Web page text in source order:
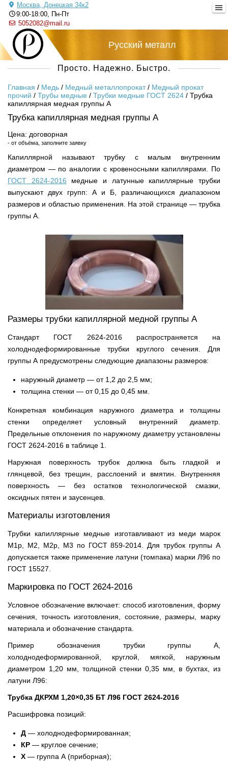
Москва, Донецкая 34к2
9:00-18:00, Пн-Пт
5052082@mail.ru
Русский металл
Просто. Надежно. Быстро.
Главная / Медь / Медный металлопрокат/ Медный прокат
прочий / Трубы медные / Трубки медные ГОСТ 2624 / Трубка
капиллярная медная группы А
Трубка капиллярная медная группы А
Цена: договорная
- от объёма, заполните заявку
Капиллярной называют трубку с малым внутренним
диаметром — по аналогии с кровеносными капиллярами. По
ГОСТ 2624-2016 медные и латунные капиллярные трубки
выпускают двух групп: А и Б, различающихся диапазоном
размеров и областью применения. На этой странице — трубка
группы А.
Размеры трубки капиллярной медной группы А
Стандарт ГОСТ 2624-2016 распространяется на
холоднодеформированные трубки круглого сечения. Для
группы А предусмотрены следующие диапазоны размеров:
наружный диаметр — от 1,2 до 2,5 мм;
толщина стенки — от 0,15 до 0,45 мм.
Конкретная комбинация наружного диаметра и толщины
стенки определяет условный внутренний диаметр.
Предельные отклонения по наружному диаметру установлены
ГОСТ 2624-2016 в таблице 1.
Наружная поверхность трубок должна быть гладкой и
глянцевой, без трещин, расслоений и вмятин. Внутренняя
поверхность — без остатков технологической смазки,
оксидных пятен и заусенцев.
Материалы изготовления
Трубки капиллярные медные изготавливают из меди марок
М1р, М2, М2р, М3 по ГОСТ 859-2014. Для трубок группы А
допускается также применение латуни (томпака) марки Л96 по
ГОСТ 15527.
Маркировка по ГОСТ 2624-2016
Условное обозначение включает: способ изготовления, форму
сечения, точность изготовления, состояние, размеры, марку
материала и обозначение стандарта.
Пример обозначения трубки группы А,
холоднодеформированной, круглой, мягкой, наружным
диаметром 1,20 мм, толщиной стенки 0,35 мм, в бухтах, из
латуни Л96:
Трубка ДКРХМ 1,20×0,35 БТ Л96 ГОСТ 2624-2016
Расшифровка позиций:
Д — холоднодеформированная;
КР — круглое сечение;
Х — группа А (приборная);